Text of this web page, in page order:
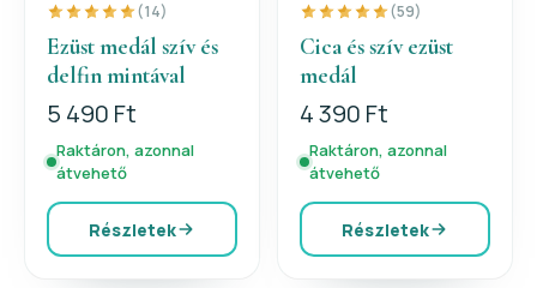
(14)
Ezüst medál szív és
delfin mintával
5 490 Ft
Raktáron, azonnal
átvehető
Részletek
(59)
Cica és szív ezüst
medál
4 390 Ft
Raktáron, azonnal
átvehető
Részletek